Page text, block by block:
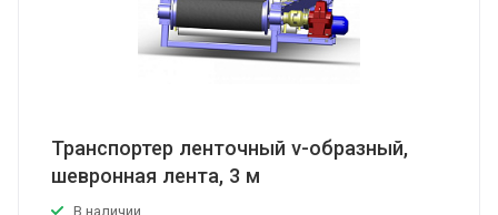
Транспортер ленточный v-образный,
шевронная лента, 3 м
В наличии